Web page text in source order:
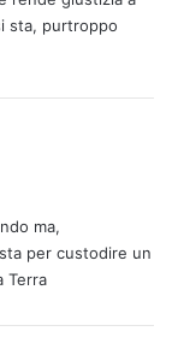
sta, purtroppo
ma,
per custodire un
Terra